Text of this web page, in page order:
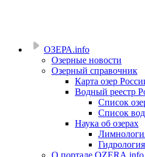
ОЗЕРА.info
Озерные новости
Озерный справочник
Карта озер
Водный реестр
Список
Список
Наука об озерах
Гидрология